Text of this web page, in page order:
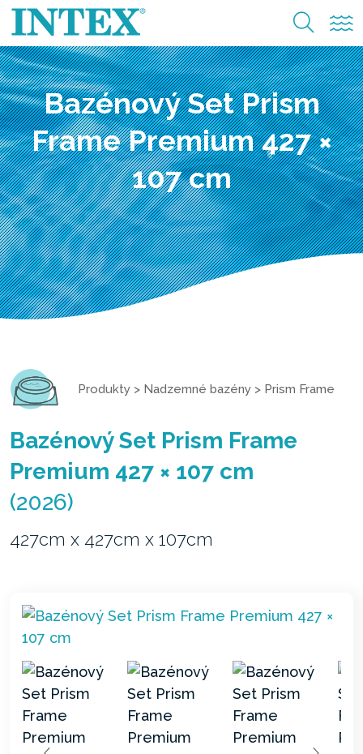
Bazénový Set Prism
Frame Premium 427 ×
107 cm
Produkty > Nadzemné bazény > Prism Frame
Bazénový Set Prism Frame
Premium 427 × 107 cm
(2026)
427cm x 427cm x 107cm